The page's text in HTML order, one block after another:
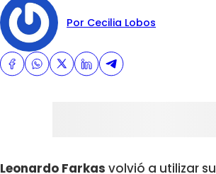
Por Cecilia Lobos
Leonardo Farkas volvió a utilizar